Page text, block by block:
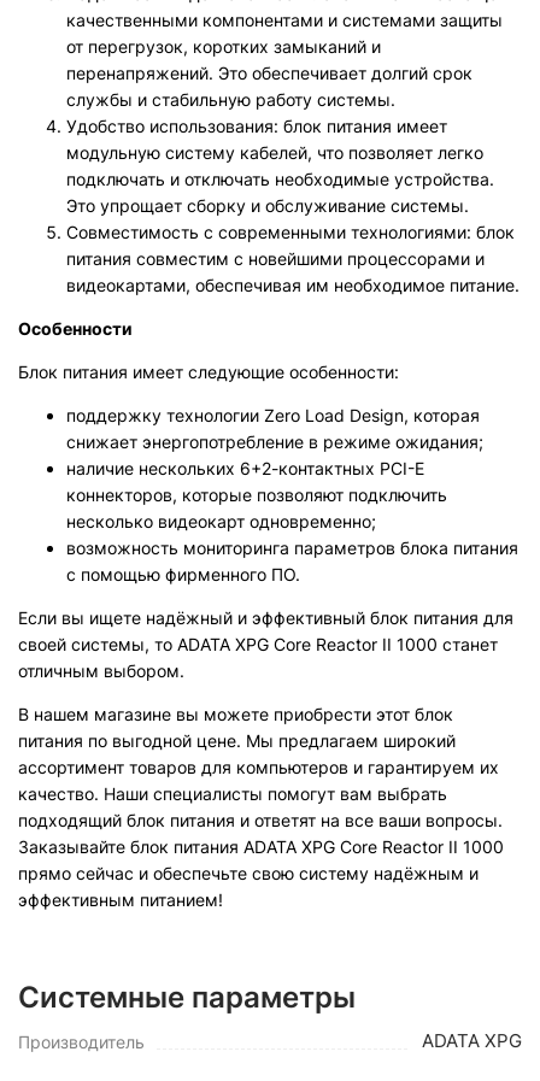
качественными компонентами и системами защиты
от перегрузок, коротких замыканий и
перенапряжений. Это обеспечивает долгий срок
службы и стабильную работу системы.
Удобство использования: блок питания имеет
модульную систему кабелей, что позволяет легко
подключать и отключать необходимые устройства.
Это упрощает сборку и обслуживание системы.
Совместимость с современными технологиями: блок
питания совместим с новейшими процессорами и
видеокартами, обеспечивая им необходимое питание.
Особенности
Блок питания имеет следующие особенности:
поддержку технологии Zero Load Design, которая
снижает энергопотребление в режиме ожидания;
наличие нескольких 6+2-контактных PCI-E
коннекторов, которые позволяют подключить
несколько видеокарт одновременно;
возможность мониторинга параметров блока питания
с помощью фирменного ПО.
Если вы ищете надёжный и эффективный блок питания для
своей системы, то ADATA XPG Core Reactor II 1000 станет
отличным выбором.
В нашем магазине вы можете приобрести этот блок
питания по выгодной цене. Мы предлагаем широкий
ассортимент товаров для компьютеров и гарантируем их
качество. Наши специалисты помогут вам выбрать
подходящий блок питания и ответят на все ваши вопросы.
Заказывайте блок питания ADATA XPG Core Reactor II 1000
прямо сейчас и обеспечьте свою систему надёжным и
эффективным питанием!
Системные параметры
Производитель ADATA XPG